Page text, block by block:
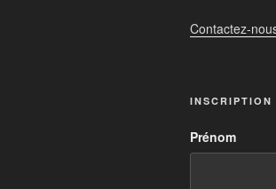
Contactez-
INSCRIPTION
Prénom